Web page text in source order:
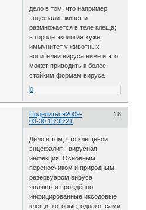
дело в том, что например
энцефалит живет и
размножается в теле клеща;
в городе экология хуже,
иммунитет у животных-
носителей вируса ниже и это
может приводить к более
стойким формам вируса
0
Поделиться 18
2009-
03-30 13:38:21
Дело в том, что клещевой
энцефалит - вирусная
инфекция. Основным
переносчиком и природным
резервуаром вируса
являются врождённо
инфицированные иксодовые
клещи, которые, однако, сами